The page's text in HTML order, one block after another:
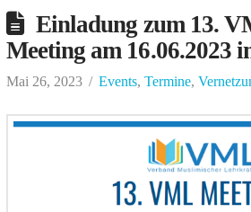
Einladung zum 13.
Meeting am 16.06.2023
Mai 26, 2023 Events, Termine,